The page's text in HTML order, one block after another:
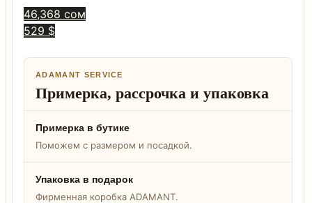
46,368 сом
529 $
ADAMANT SERVICE
Примерка, рассрочка и упаковка
Примерка в бутике
Поможем с размером и посадкой.
Упаковка в подарок
Фирменная коробка ADAMANT.